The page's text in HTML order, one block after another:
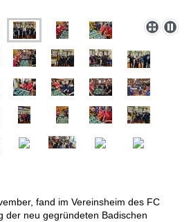
fand im Vereinsheim des FC
der neu gegründeten Badischen